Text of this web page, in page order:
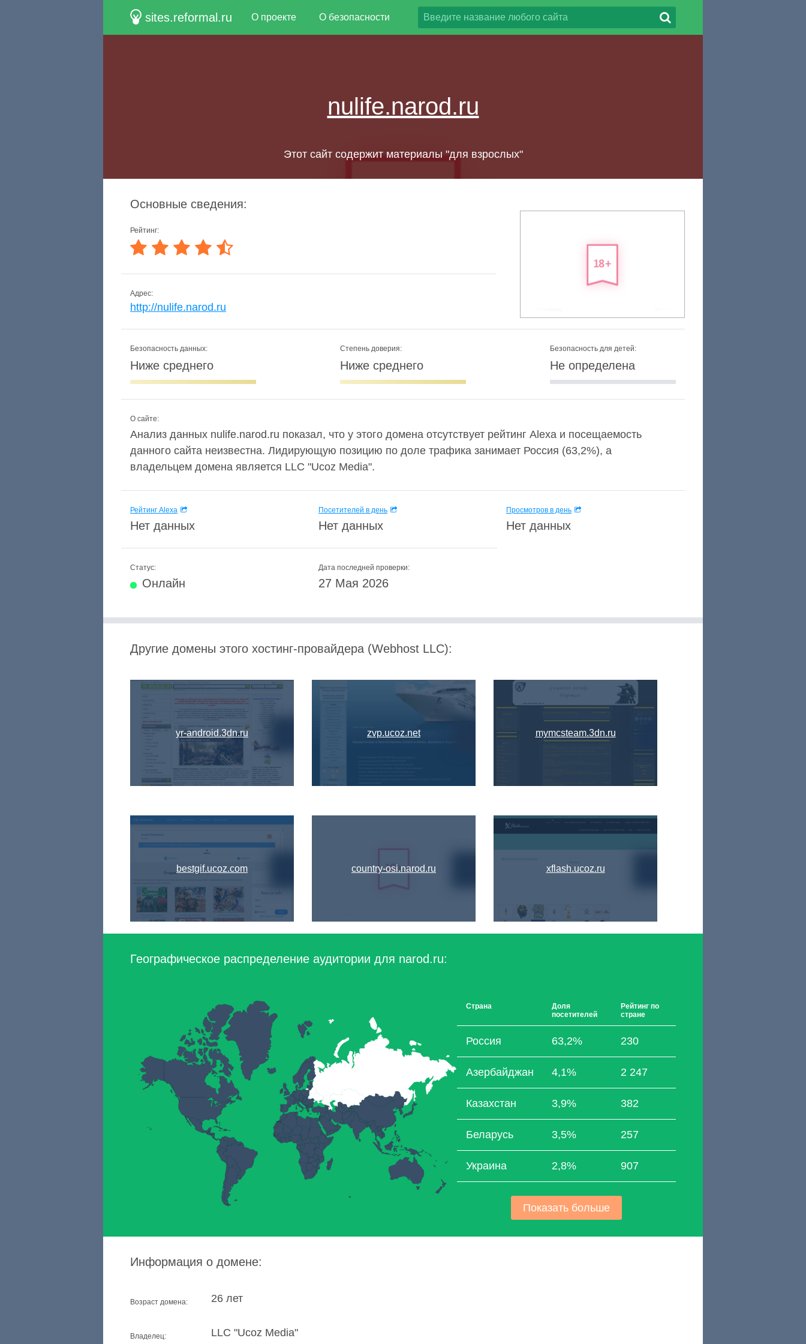
sites.reformal.ru О проекте О безопасности
nulife.narod.ru
Этот сайт содержит материалы "для взрослых"
Основные сведения:
Рейтинг:
Адрес:
http://nulife.narod.ru
Безопасность данных:
Ниже среднего
Степень доверия:
Ниже среднего
Безопасность для детей:
Не определена
О сайте:
Анализ данных nulife.narod.ru показал, что у этого домена отсутствует рейтинг Alexa и посещаемость
данного сайта неизвестна. Лидирующую позицию по доле трафика занимает Россия (63,2%), а
владельцем домена является LLC "Ucoz Media".
Рейтинг Alexa
Нет данных
Посетителей в день
Нет данных
Просмотров в день
Нет данных
Статус:
Онлайн
Дата последней проверки:
27 Мая 2026
Другие домены этого хостинг-провайдера (Webhost LLC):
yr-android.3dn.ru
bestgif.ucoz.com
zvp.ucoz.net
country-osi.narod.ru
mymcsteam.3dn.ru
xflash.ucoz.ru
Географическое распределение аудитории для narod.ru:
Страна
Доля
посетителей
Рейтинг по
стране
Россия 63,2% 230
Азербайджан 4,1% 2 247
Казахстан 3,9% 382
Беларусь 3,5% 257
Украина 2,8% 907
Показать больше
Информация о домене:
Возраст домена: 26 лет
Владелец: LLC "Ucoz Media"